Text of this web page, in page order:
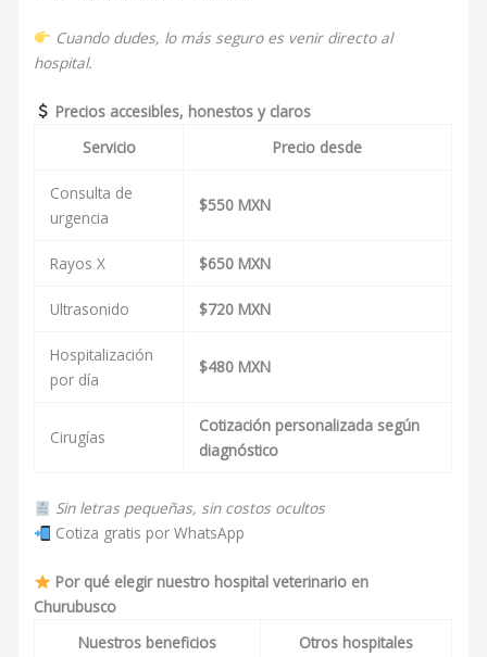
Cuando dudes, lo más seguro es venir directo al
hospital.
Precios accesibles, honestos y claros
Servicio
Precio desde
Consulta de
urgencia
$550 MXN
Rayos X $650 MXN
Ultrasonido $720 MXN
Hospitalización
por día
$480 MXN
Cirugías
Cotización personalizada según
diagnóstico
Sin letras pequeñas, sin costos ocultos
Cotiza gratis por WhatsApp
Por qué elegir nuestro hospital veterinario en
Churubusco
Nuestros beneficios
Otros hospitales